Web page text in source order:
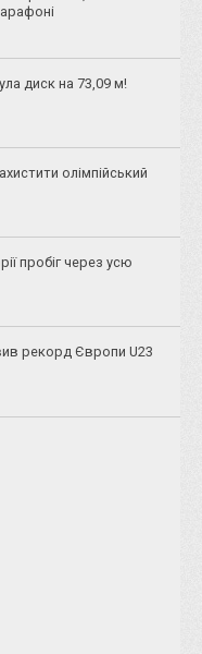
диск на 73,09 м!
олімпійський
пробіг через усю
рекорд Європи U23